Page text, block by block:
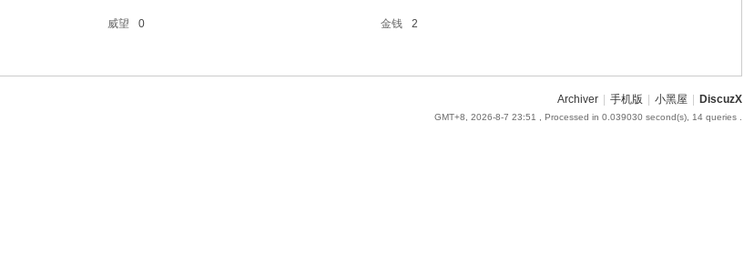
威望 0 金钱
2
Archiver 手机版 小黑屋 DiscuzX
GMT+8, 2026-8-7 23:51 , Processed in 0.039030 second(s), 14 queries .